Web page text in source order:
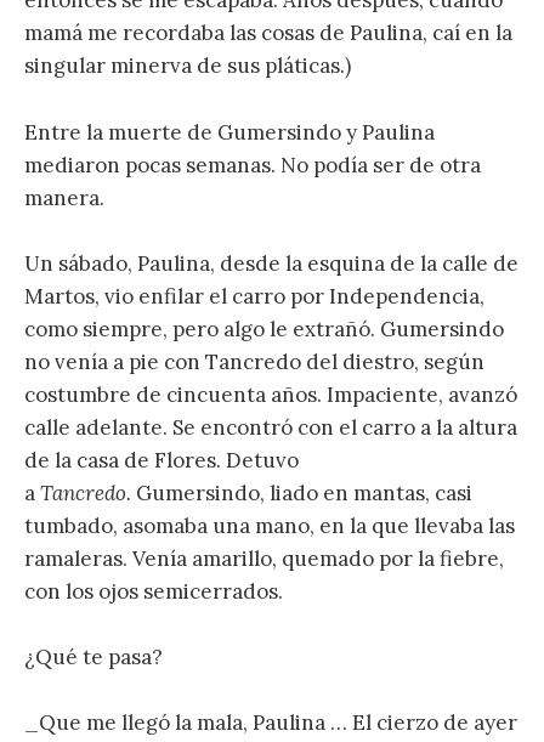
mamá me recordaba las cosas de Paulina, caí en la
singular minerva de sus pláticas.)
Entre la muerte de Gumersindo y Paulina
mediaron pocas semanas. No podía ser de otra
manera.
Un sábado, Paulina, desde la esquina de la calle de
Martos, vio enfilar el carro por Independencia,
como siempre, pero algo le extrañó. Gumersindo
no venía a pie con Tancredo del diestro, según
costumbre de cincuenta años. Impaciente, avanzó
calle adelante. Se encontró con el carro a la altura
de la casa de Flores. Detuvo
aTancredo. Gumersindo, liado en mantas, casi
tumbado, asomaba una mano, en la que llevaba las
ramaleras. Venía amarillo, quemado por la fiebre,
con los ojos semicerrados.
¿Qué te pasa?
_Que me llegó la mala, Paulina … El cierzo de ayer